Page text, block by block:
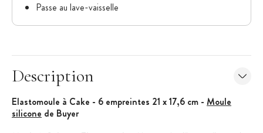
Passe au lave-vaisselle
Description
Elastomoule à Cake - 6 empreintes 21 x 17,6 cm - Moule
silicone de Buyer